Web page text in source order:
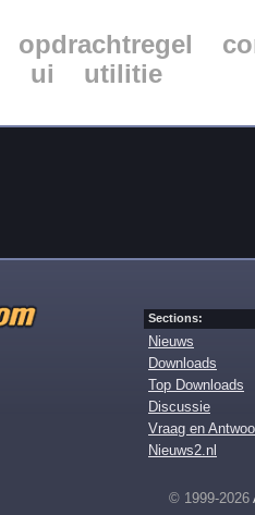
opdrachtregel
ui utilitie
Sections:
Nieuws
Downloads
Top Downloads
Discussie
Vraag en
Nieuws2.nl
© 1999-2026